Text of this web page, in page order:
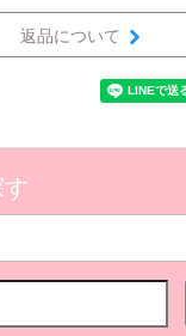
返品について